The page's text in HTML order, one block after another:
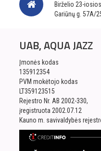
Birželio 23-
Gariūnų g. 57A/
UAB, AQUA JAZZ
Įmonės kodas
135912354
PVM mokėtojo kodas
LT359123515
Rejestro Nr. AB 2002-330,
įregistruota 2002.07.12
Kauno m. savivaldybės